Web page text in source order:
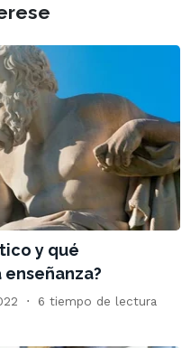
y qué
6 tiempo de lectura